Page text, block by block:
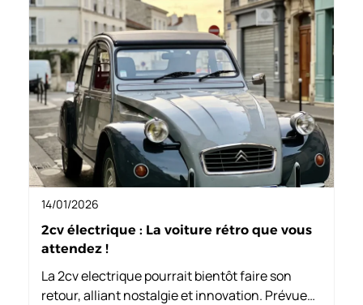
mobile sans engagement à long terme.
14/01/2026
2cv électrique : La voiture rétro que vous
attendez !
La 2cv electrique pourrait bientôt faire son
retour, alliant nostalgie et innovation. Prévue